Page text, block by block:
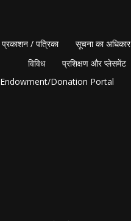
प्रकाशन / पत्रिका सूचना का अधिकार
विविध
प्रशिक्षण और प्लेसमेंट
Endowment/Donation Portal